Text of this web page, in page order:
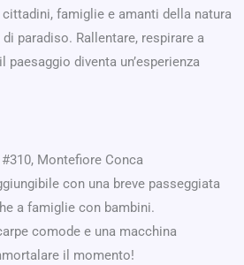
famiglie e amanti della natura
paradiso. Rallentare, respirare a
diventa un’esperienza
Montefiore Conca
con una breve passeggiata
a famiglie con bambini.
comode e una macchina
il momento!